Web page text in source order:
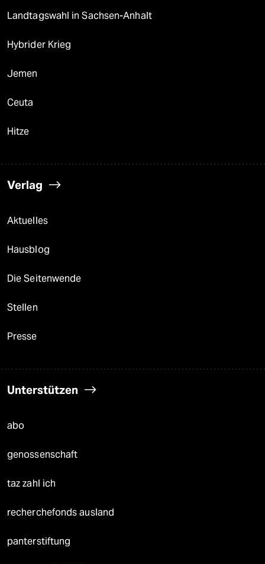
Landtagswahl in Sachsen-Anhalt
Hybrider Krieg
Jemen
Ceuta
Hitze
Verlag
Aktuelles
Hausblog
Die Seitenwende
Stellen
Presse
Unterstützen
abo
genossenschaft
taz zahl ich
recherchefonds ausland
panterstiftung